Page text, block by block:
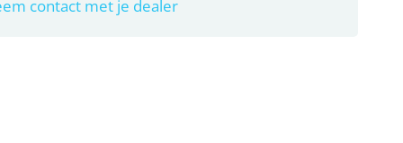
contact met je dealer